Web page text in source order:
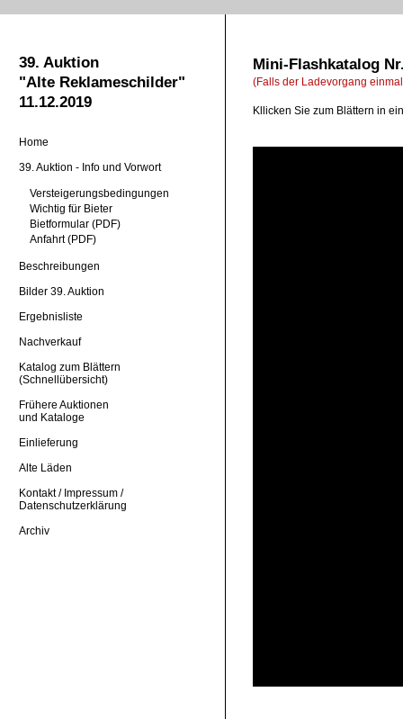
39. Auktion
"Alte Reklameschilder"
11.12.2019
Home
39. Auktion - Info und Vorwort
Versteigerungsbedingungen
Wichtig für Bieter
Bietformular (PDF)
Anfahrt (PDF)
Beschreibungen
Bilder 39. Auktion
Ergebnisliste
Nachverkauf
Katalog zum Blättern
(Schnellübersicht)
Frühere Auktionen
und Kataloge
Einlieferung
Alte Läden
Kontakt / Impressum /
Datenschutzerklärung
Archiv
Mini-Flashkatalog
(Falls der Ladevorgang
Kllicken Sie zum Blättern in